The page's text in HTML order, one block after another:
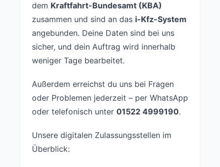
dem Kraftfahrt-Bundesamt (KBA)
zusammen und sind an das i-Kfz-System
angebunden. Deine Daten sind bei uns
sicher, und dein Auftrag wird innerhalb
weniger Tage bearbeitet.
Außerdem erreichst du uns bei Fragen
oder Problemen jederzeit – per WhatsApp
oder telefonisch unter 01522 4999190.
Unsere digitalen Zulassungsstellen im
Überblick: